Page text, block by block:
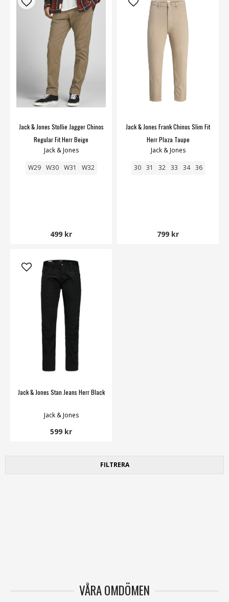
Jack & Jones Stollie Jagger Chinos
Regular Fit Herr Beige
Jack & Jones
W29 W30 W31 W32
499 kr
Jack & Jones Frank Chinos Slim Fit
Herr Plaza Taupe
Jack & Jones
30 31 32 33 34 36
799 kr
Jack & Jones Stan Jeans Herr Black
Jack & Jones
599 kr
FILTRERA
VÅRA OMDÖMEN